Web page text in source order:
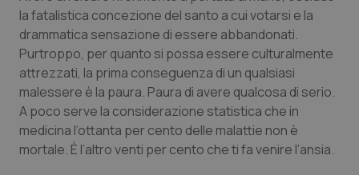
Marche
Molise
Piemonte
Donna & Salute
Epatiti
HIV
la fatalistica concezione del santo a cui votarsi e la
drammatica sensazione di essere abbandonati.
Purtroppo, per quanto si possa essere culturalmente
attrezzati, la prima conseguenza di un qualsiasi
malessere è la paura. Paura di avere qualcosa di serio.
A poco serve la considerazione statistica che in
medicina l’ottanta per cento delle malattie non è
mortale. È l’altro venti per cento che ti fa venire l’ansia.